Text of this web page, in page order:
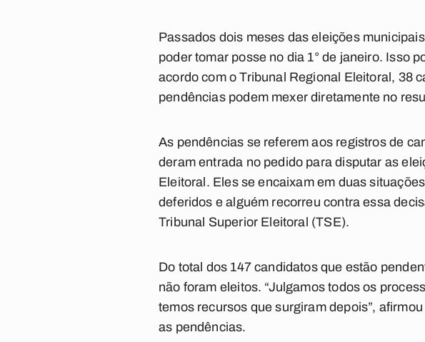
Passados dois meses das eleições
poder tomar posse no dia 1° de janeiro. Isso
acordo com o Tribunal Regional Eleitoral, 38
pendências podem mexer diretamente no
As pendências se referem aos registros de
deram entrada no pedido para disputar as
Eleitoral. Eles se encaixam em duas
deferidos e alguém recorreu contra essa
Tribunal Superior Eleitoral (TSE).
Do total dos 147 candidatos que estão
não foram eleitos. “Julgamos todos os
temos recursos que surgiram depois”,
as pendências.